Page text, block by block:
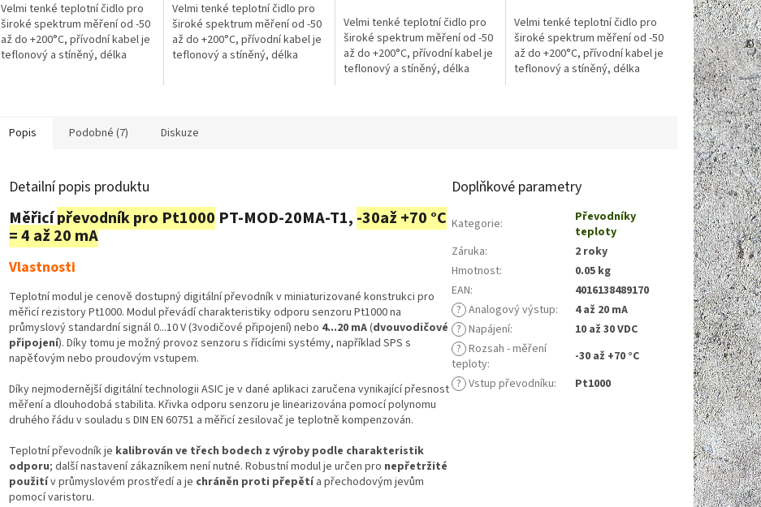
Velmi tenké teplotní čidlo pro
široké spektrum měření od -50
až do +200°C, přívodní kabel je
teflonový a stíněný, délka
Velmi tenké teplotní čidlo pro
široké spektrum měření od -50
až do +200°C, přívodní kabel je
teflonový a stíněný, délka
Velmi tenké teplotní čidlo pro
široké spektrum měření od -50
až do +200°C, přívodní kabel je
teflonový a stíněný, délka
Velmi tenké teplotní čidlo pro
široké spektrum měření od -50
až do +200°C, přívodní kabel je
teflonový a stíněný, délka
Popis Podobné (7) Diskuze
Detailní popis produktu
Měřicípřevodník pro Pt1000 PT-MOD-20MA-T1, -30až +70 °C
= 4 až 20 mA
Vlastnosti
Teplotní modul je cenově dostupný digitální převodník v miniaturizované konstrukci pro
měřicí rezistory Pt1000. Modul převádí charakteristiky odporu senzoru Pt1000 na
průmyslový standardní signál 0...10 V (3vodičové připojení) nebo 4...20 mA(dvouvodičové
připojení). Díky tomu je možný provoz senzoru s řídicími systémy, například SPS s
napěťovým nebo proudovým vstupem.
Díky nejmodernější digitální technologii ASIC je v dané aplikaci zaručena vynikající přesnost
měření a dlouhodobá stabilita. Křivka odporu senzoru je linearizována pomocí polynomu
druhého řádu v souladu s DIN EN 60751 a měřicí zesilovač je teplotně kompenzován.
Teplotní převodník je kalibrován ve třech bodech z výroby podle charakteristik
odporu; další nastavení zákazníkem není nutné. Robustní modul je určen pro nepřetržité
použitív průmyslovém prostředí a je chráněn proti přepětía přechodovým jevům
pomocí varistoru.
Doplňkové parametry
Kategorie:
Převodníky
teploty
Záruka:
2 roky
Hmotnost:
0.05 kg
EAN:
4016138489170
? Analogový výstup:
4 až 20 mA
? Napájení:
10 až 30 VDC
? Rozsah - měření
teploty:
-30 až +70 °C
? Vstup převodníku: Pt1000